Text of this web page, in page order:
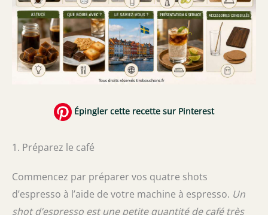
Épingler cette recette sur Pinterest
1. Préparez le café
Commencez par préparer vos quatre shots
d’espresso à l’aide de votre machine à espresso. Un
shot d’espresso est une petite quantité de café très